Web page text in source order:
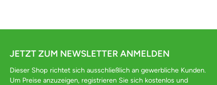
JETZT ZUM NEWSLETTER ANMELDEN
Dieser Shop richtet sich ausschließlich an gewerbliche Kunden.
Um Preise anzuzeigen, registrieren Sie sich kostenlos und